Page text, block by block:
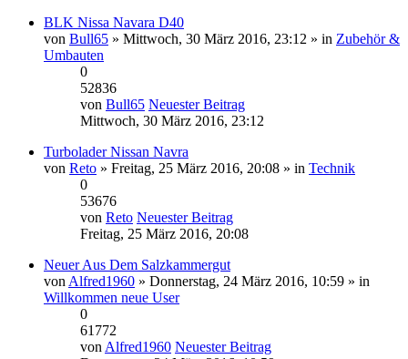
BLK Nissa Navara D40
von Bull65 » Mittwoch, 30 März 2016, 23:12 » in Zubehör &
Umbauten
0
52836
von Bull65 Neuester Beitrag
Mittwoch, 30 März 2016, 23:12
Turbolader Nissan Navra
von Reto » Freitag, 25 März 2016, 20:08 » in Technik
0
53676
von Reto Neuester Beitrag
Freitag, 25 März 2016, 20:08
Neuer Aus Dem Salzkammergut
von Alfred1960 » Donnerstag, 24 März 2016, 10:59 » in
Willkommen neue User
0
61772
von Alfred1960 Neuester Beitrag